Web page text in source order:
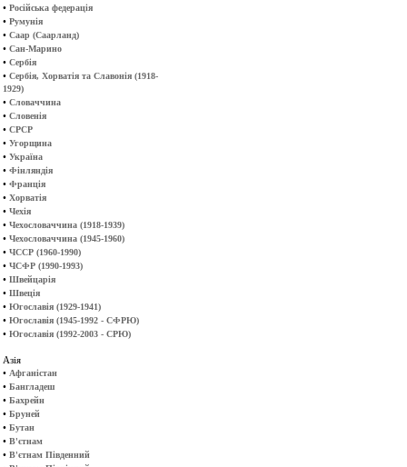
• Російська федерація
• Румунія
• Саар (Саарланд)
• Сан-Марино
• Сербія
• Сербія, Хорватія та Славонія (1918-
1929)
• Словаччина
• Словенія
• СРСР
• Угорщина
• Україна
• Фінляндія
• Франція
• Хорватія
• Чехія
• Чехословаччина (1918-1939)
• Чехословаччина (1945-1960)
• ЧССР (1960-1990)
• ЧСФР (1990-1993)
• Швейцарія
• Швеція
• Югославія (1929-1941)
• Югославія (1945-1992 - СФРЮ)
• Югославія (1992-2003 - СРЮ)
Азія
• Афганістан
• Бангладеш
• Бахрейн
• Бруней
• Бутан
• В'єтнам
• В'єтнам Південний